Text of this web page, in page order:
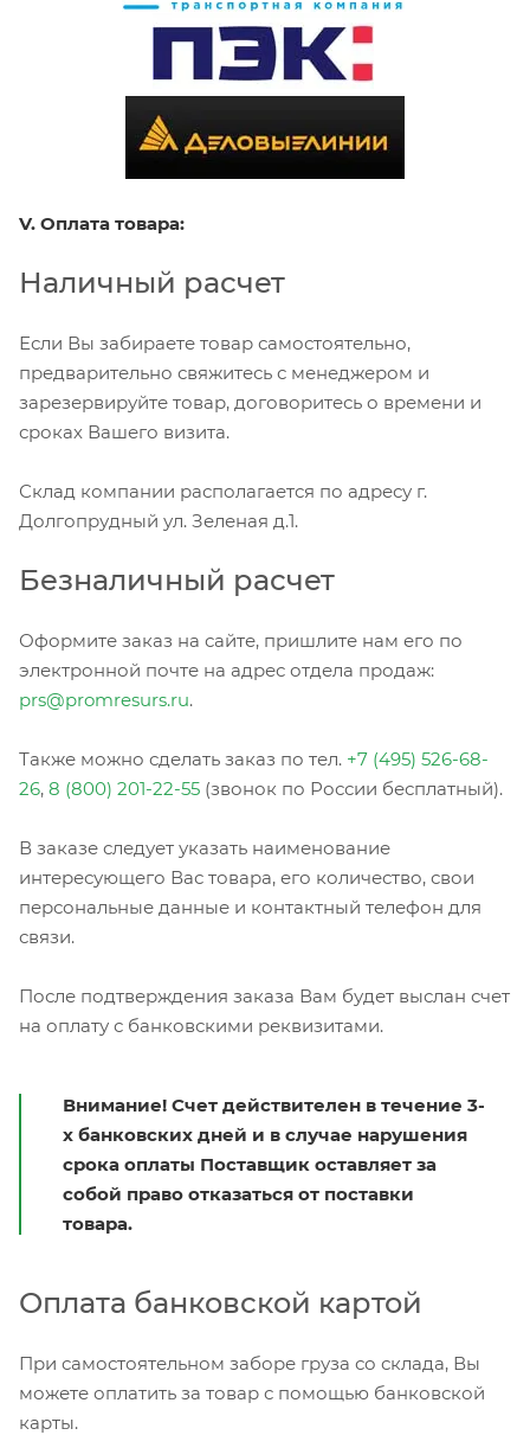
V. Оплата товара:
Наличный расчет
Если Вы забираете товар самостоятельно,
предварительно свяжитесь с менеджером и
зарезервируйте товар, договоритесь о времени и
сроках Вашего визита.
Склад компании располагается по адресу г.
Долгопрудный ул. Зеленая д.1.
Безналичный расчет
Оформите заказ на сайте, пришлите нам его по
электронной почте на адрес отдела продаж:
prs@promresurs.ru.
Также можно сделать заказ по тел. +7 (495) 526-68-
26, 8 (800) 201-22-55 (звонок по России бесплатный).
В заказе следует указать наименование
интересующего Вас товара, его количество, свои
персональные данные и контактный телефон для
связи.
После подтверждения заказа Вам будет выслан счет
на оплату с банковскими реквизитами.
Внимание! Счет действителен в течение 3-
х банковских дней и в случае нарушения
срока оплаты Поставщик оставляет за
собой право отказаться от поставки
товара.
Оплата банковской картой
При самостоятельном заборе груза со склада, Вы
можете оплатить за товар с помощью банковской
карты.